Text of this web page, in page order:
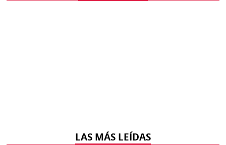
LAS MÁS LEÍDAS